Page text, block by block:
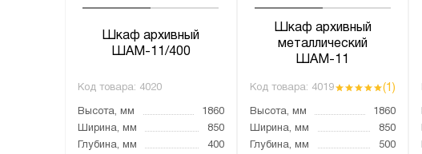
Шкаф архивный
ШАМ-11/400
Код товара: 4020
Высота, мм
1860
Ширина, мм
850
Глубина, мм
400
Шкаф архивный
металлический
ШАМ-11
Код товара: 4019 (1)
Высота, мм
1860
Ширина, мм
850
Глубина, мм
500